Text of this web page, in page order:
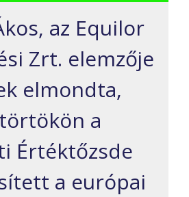
az Equilor
Zrt. elemzője
elmondta,
a
Értéktőzsde
a európai